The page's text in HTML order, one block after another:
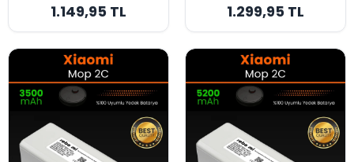
Süpürge Bataryası -
Orijinal Kapasite
1.149,95 TL
Süpürge Bataryası -
Yüksek Kapasite
1.299,95 TL